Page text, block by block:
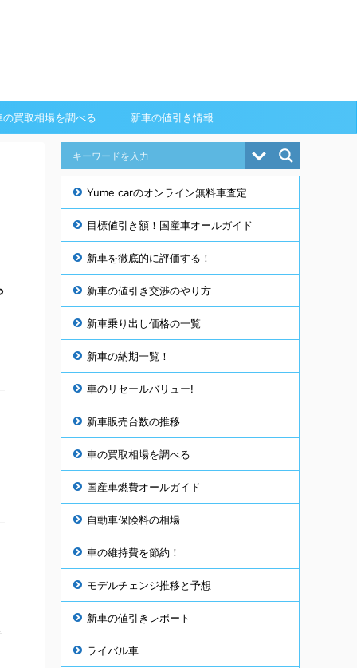
の買取相場を調べる 新車の値引き情報
Yume carのオンライン無料車査定
目標値引き額！国産車オールガイド
新車を徹底的に評価する！
新車の値引き交渉のやり方
新車乗り出し価格の一覧
新車の納期一覧！
車のリセールバリュー!
新車販売台数の推移
車の買取相場を調べる
国産車燃費オールガイド
自動車保険料の相場
車の維持費を節約！
モデルチェンジ推移と予想
新車の値引きレポート
ライバル車